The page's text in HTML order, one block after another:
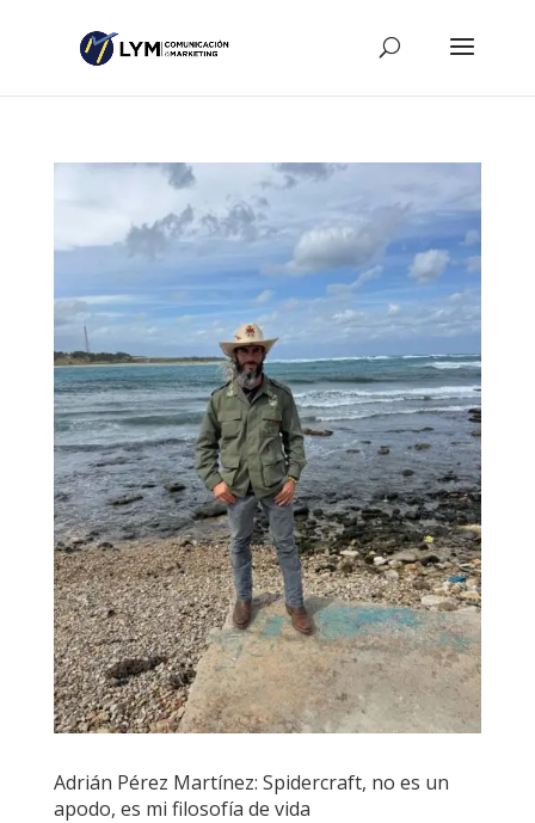
Adrián Pérez Martínez: Spidercraft, no es un
apodo, es mi filosofía de vida